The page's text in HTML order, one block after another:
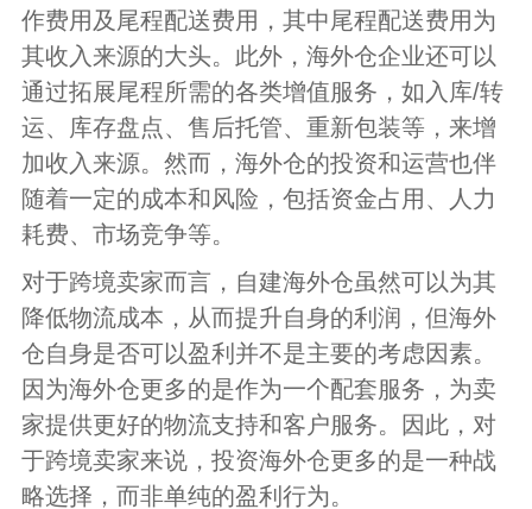
作费用及尾程配送费用，其中尾程配送费用为
其收入来源的大头。此外，海外仓企业还可以
通过拓展尾程所需的各类增值服务，如入库/转
运、库存盘点、售后托管、重新包装等，来增
加收入来源。然而，海外仓的投资和运营也伴
随着一定的成本和风险，包括资金占用、人力
耗费、市场竞争等。
对于跨境卖家而言，自建海外仓虽然可以为其
降低物流成本，从而提升自身的利润，但海外
仓自身是否可以盈利并不是主要的考虑因素。
因为海外仓更多的是作为一个配套服务，为卖
家提供更好的物流支持和客户服务。因此，对
于跨境卖家来说，投资海外仓更多的是一种战
略选择，而非单纯的盈利行为。